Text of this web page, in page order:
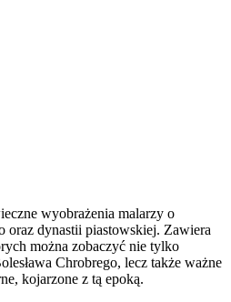
wyobrażenia malarzy o
oraz dynastii piastowskiej. Zawiera
można zobaczyć nie tylko
Chrobrego, lecz także ważne
kojarzone z tą epoką.